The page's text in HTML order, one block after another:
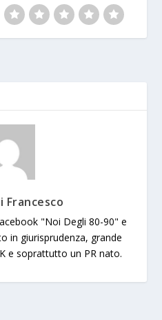
k
Francesco
"Noi Degli 80-90" e
in giurisprudenza, grande
e soprattutto un PR nato.